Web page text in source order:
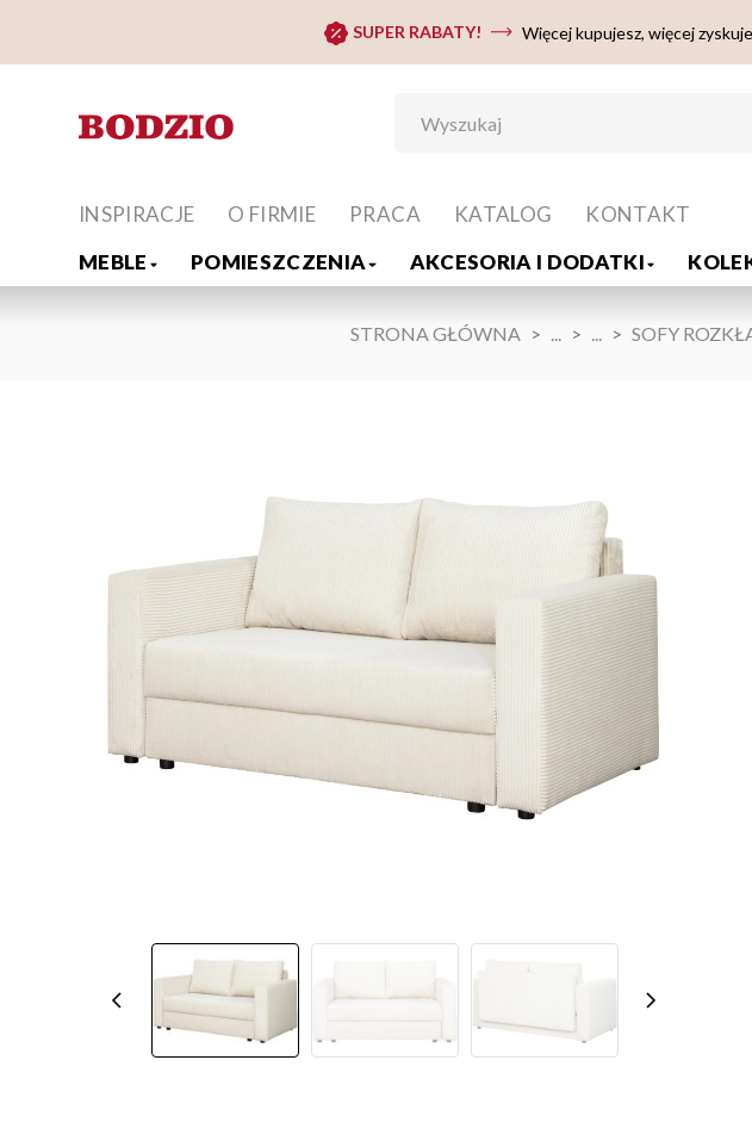
SUPER RABATY! Więcej kupujesz, więcej
MEBLE POMIESZCZENIA AKCESORIA I DODATKI
INSPIRACJE O FIRMIE PRACA KATALOG KONTAKT
STRONA GŁÓWNA ... ... SOFY